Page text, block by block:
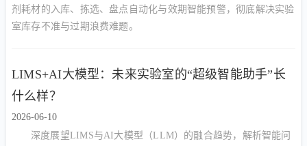
剂耗材的入库、拣选、盘点自动化与效期智能预警，彻底解决实验
室库存不准与过期浪费难题。
LIMS+AI大模型：未来实验室的“超级智能助手”长
什么样？
2026-06-10
深度展望LIMS与AI大模型（LLM）的融合趋势，解析智能问